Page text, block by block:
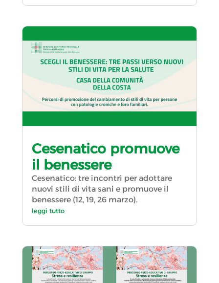
Cesenatico promuove
il benessere
Cesenatico: tre incontri per adottare
nuovi stili di vita sani e promuove il
benessere (12, 19, 26 marzo).
leggi tutto